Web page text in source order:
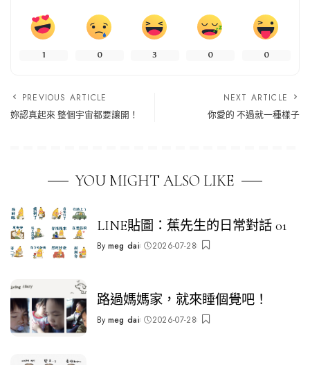
1 0 3 0 0
PREVIOUS ARTICLE
妳認真起來 整個宇宙都要讓開！
NEXT ARTICLE
你愛的 不過就一種樣子
YOU MIGHT ALSO LIKE
LINE貼圖：蕉先生的日常對話 01
Posted
By meg dai 2026-07-28
路過媽媽家，就來睡個覺吧！
Posted
By meg dai 2026-07-28